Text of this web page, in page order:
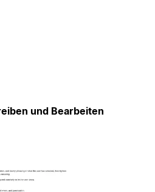
und Bearbeiten